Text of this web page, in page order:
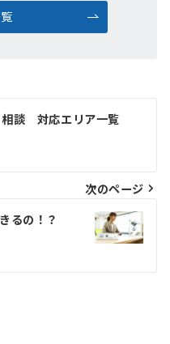
談 対応エリア一覧
次のページ
るの！？